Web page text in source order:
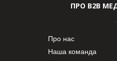
ПРО В2В
Про нас
Наша команда